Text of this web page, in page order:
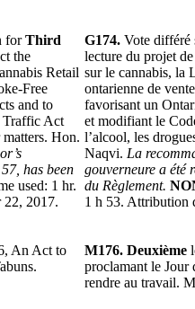
forThird
the
Retail
Free
and to
Traffic Act
Hon.
has been
used: 1 hr.
22, 2017.
G174. Vote
lecture du projet
sur le cannabis, la
ontarienne de
favorisant un
et modifiant le
l’alcool, les
Naqvi. La
gouverneure a été
du Règlement.
1 h 53. Attribution
An Act to
M176. Deuxième
proclamant le Jour
rendre au travail.